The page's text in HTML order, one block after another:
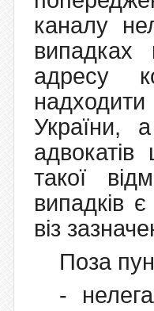
каналу
випадках
адресу
України,
такої
випадків
віз
Поза
-